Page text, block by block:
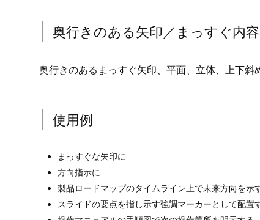
奥行きのある矢印／まっすぐ内容